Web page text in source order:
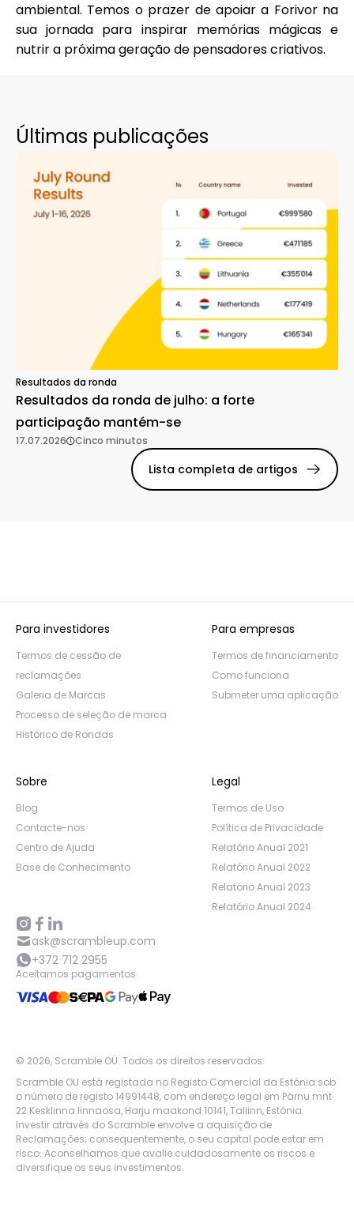
ambiental. Temos o prazer de apoiar a Forivor na
sua jornada para inspirar memórias mágicas e
nutrir a próxima geração de pensadores criativos.
Últimas publicações
Resultados da ronda
Resultados da ronda de julho: a forte
participação mantém-se
17.07.2026 Cinco minutos
Lista completa de artigos
Para investidores
Termos de cessão de
reclamações
Galeria de Marcas
Processo de seleção de marca
Histórico de Rondas
Para empresas
Termos de financiamento
Como funciona
Submeter uma aplicação
Sobre
Blog
Contacte-nos
Centro de Ajuda
Base de Conhecimento
Legal
Termos de Uso
Política de Privacidade
Relatório Anual 2021
Relatório Anual 2022
Relatório Anual 2023
Relatório Anual 2024
ask@scrambleup.com
+372 712 2955
Aceitamos pagamentos
© 2026, Scramble OÜ. Todos os direitos reservados.
Scramble OU está registada no Registo Comercial da Estónia sob
o número de registo 14991448, com endereço legal em Pärnu mnt
22 Kesklinna linnaosa, Harju maakond 10141, Tallinn, Estónia.
Investir através do Scramble envolve a aquisição de
Reclamações; consequentemente, o seu capital pode estar em
risco. Aconselhamos que avalie cuidadosamente os riscos e
diversifique os seus investimentos.